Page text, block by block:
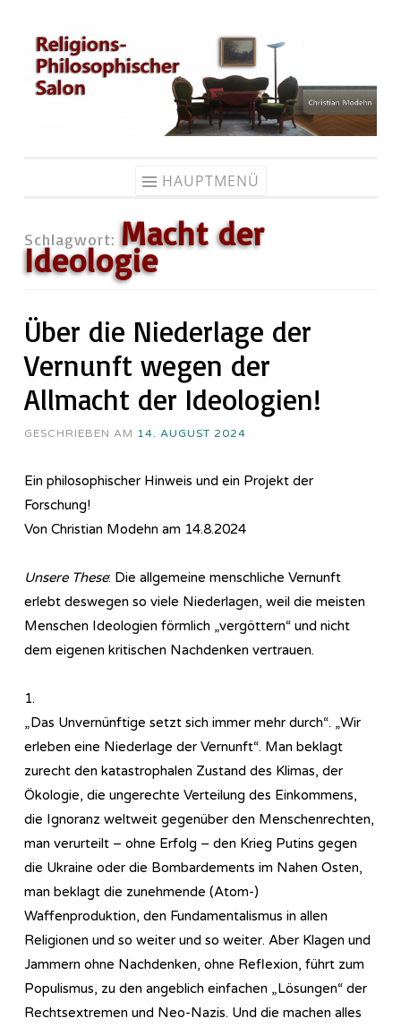
Zum
Inhalt
springen
HAUPTMENÜ
Schlagwort: Macht der
Ideologie
Über die Niederlage der
Vernunft wegen der
Allmacht der Ideologien!
GESCHRIEBEN AM 14. AUGUST 2024
Ein philosophischer Hinweis und ein Projekt der
Forschung!
Von Christian Modehn am 14.8.2024
Unsere These: Die allgemeine menschliche Vernunft
erlebt deswegen so viele Niederlagen, weil die meisten
Menschen Ideologien förmlich „vergöttern“ und nicht
dem eigenen kritischen Nachdenken vertrauen.
1.
„Das Unvernünftige setzt sich immer mehr durch“. „Wir
erleben eine Niederlage der Vernunft“. Man beklagt
zurecht den katastrophalen Zustand des Klimas, der
Ökologie, die ungerechte Verteilung des Einkommens,
die Ignoranz weltweit gegenüber den Menschenrechten,
man verurteilt – ohne Erfolg – den Krieg Putins gegen
die Ukraine oder die Bombardements im Nahen Osten,
man beklagt die zunehmende (Atom-)
Waffenproduktion, den Fundamentalismus in allen
Religionen und so weiter und so weiter. Aber Klagen und
Jammern ohne Nachdenken, ohne Reflexion, führt zum
Populismus, zu den angeblich einfachen „Lösungen“ der
Rechtsextremen und Neo-Nazis. Und die machen alles